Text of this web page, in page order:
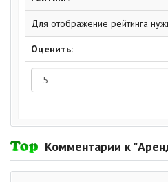
Для отображение рейтинга
Оценить:
Комментарии к